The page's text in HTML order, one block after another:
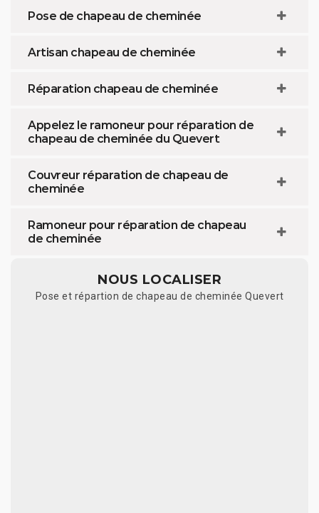
Pose de chapeau de cheminée
Artisan chapeau de cheminée
Réparation chapeau de cheminée
Appelez le ramoneur pour réparation de
chapeau de cheminée du Quevert
Couvreur réparation de chapeau de
cheminée
Ramoneur pour réparation de chapeau
de cheminée
NOUS LOCALISER
Pose et répartion de chapeau de cheminée Quevert